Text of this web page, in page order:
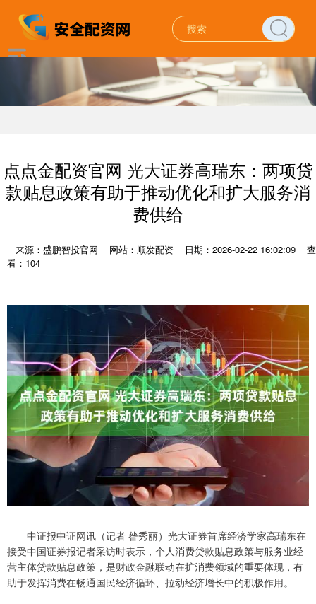
点点金配资官网 光大证券高瑞东：两项贷
款贴息政策有助于推动优化和扩大服务消
费供给
来源：盛鹏智投官网 网站：顺发配资 日期：2026-02-22 16:02:09
查
看：104
中证报中证网讯（记者 昝秀丽）光大证券首席经济学家高瑞东在
接受中国证券报记者采访时表示，个人消费贷款贴息政策与服务业经
营主体贷款贴息政策，是财政金融联动在扩消费领域的重要体现，有
助于发挥消费在畅通国民经济循环、拉动经济增长中的积极作用。